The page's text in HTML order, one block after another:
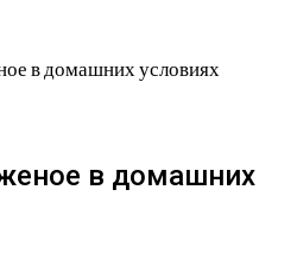
в домашних условиях
в домашних